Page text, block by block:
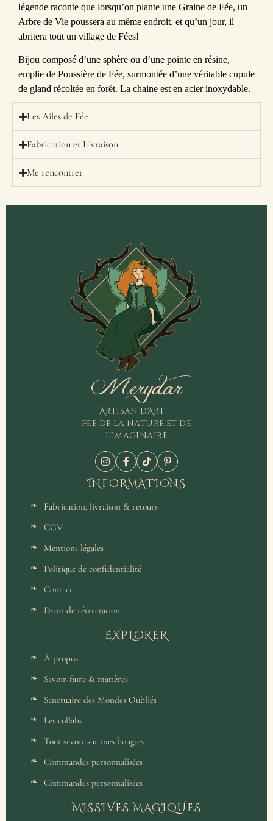
légende raconte que lorsqu’on plante une Graine de Fée, un
Arbre de Vie poussera au même endroit, et qu’un jour, il
abritera tout un village de Fées!
Bijou composé d’une sphère ou d’une pointe en résine,
emplie de Poussière de Fée, surmontée d’une véritable cupule
de gland récoltée en forêt. La chaine est en acier inoxydable.
Les Ailes de Fée
Fabrication et Livraison
Me rencontrer
Merydar
Artisan d'Art —
Fée de la nature et de
l'imaginaire
INFORMATIONS
Fabrication, livraison & retours
CGV
Mentions légales
Politique de confidentialité
Contact
Droit de rétractation
EXPLORER
À propos
Savoir-faire & matières
Sanctuaire des Mondes Oubliés
Les collabs
Tout savoir sur mes bougies
Commandes personnalisées
Commandes personnalisées
MISSIVES MAGIQUES